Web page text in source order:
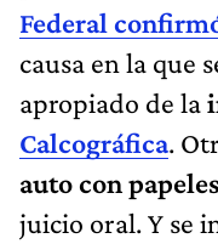
Federal
causa en la que
apropiado de la
Calcográfica.
auto con
juicio oral. Y se